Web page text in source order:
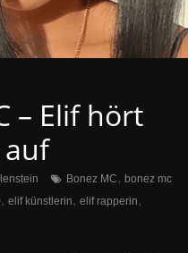
– Elif hört
Bonez MC, bonez mc
, elif künstlerin, elif rapperin,